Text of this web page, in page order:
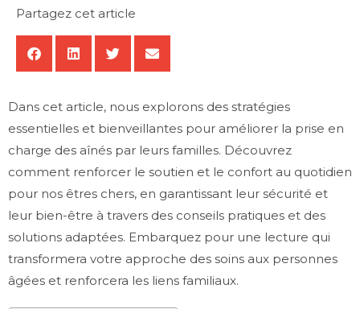
Partagez cet article
Dans cet article, nous explorons des stratégies
essentielles et bienveillantes pour améliorer la prise en
charge des aînés par leurs familles. Découvrez
comment renforcer le soutien et le confort au quotidien
pour nos êtres chers, en garantissant leur sécurité et
leur bien-être à travers des conseils pratiques et des
solutions adaptées. Embarquez pour une lecture qui
transformera votre approche des soins aux personnes
âgées et renforcera les liens familiaux.